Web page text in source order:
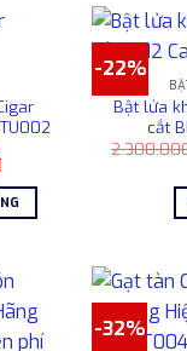
Giá
hiện
tại
là:
14.500.000 ₫.
-22%
Bật lửa
cắt
-32%